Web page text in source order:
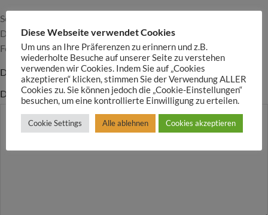
Schreibe die erste Rezension für „Sprudel Badebombe“
Deine E-Mail-Adresse wird nicht veröffentlicht.
Felder sind mit *markiert
Deine Bewertung
Deine Rezension*
Alternative:
Diese Webseite verwendet Cookies
Um uns an Ihre Präferenzen zu erinnern und z.B.
wiederholte Besuche auf unserer Seite zu verstehen
verwenden wir Cookies. Indem Sie auf „Cookies
akzeptieren“ klicken, stimmen Sie der Verwendung ALLER
Cookies zu. Sie können jedoch die „Cookie-Einstellungen“
besuchen, um eine kontrollierte Einwilligung zu erteilen.
Cookie Settings Alle ablehnen Cookies akzeptieren